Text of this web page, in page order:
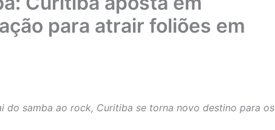
para atrair foliões em
do samba ao rock, Curitiba se torna novo destino para os